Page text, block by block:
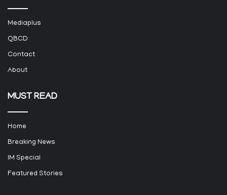
Mediaplus
QBCD
Contact
About
MUST READ
Home
Breaking News
IM Special
Featured Stories